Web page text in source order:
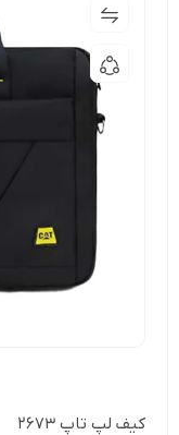
کیف لپ تاپ ۲۶۷۳